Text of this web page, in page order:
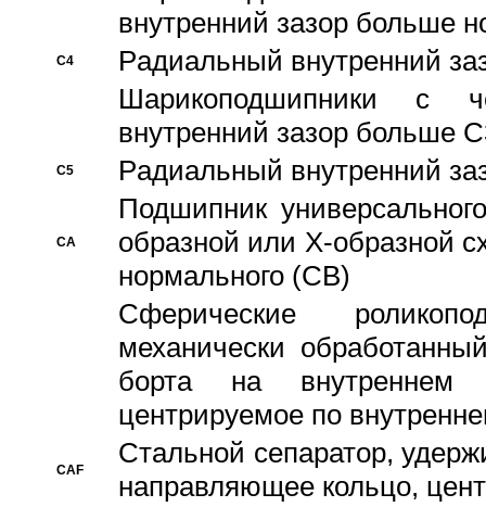
внутренний зазор больше
C4
Pадиальный внутренний
Шарикоподшипники с
внутренний зазор больше
C5 Pадиальный внутренний
CA
Подшипник
образной или Х-образной
нормального (CB)
Сферические
механически
борта на внутреннем
центрируемое по
CAF
Стальной сепаратор,
направляющее кольцо,